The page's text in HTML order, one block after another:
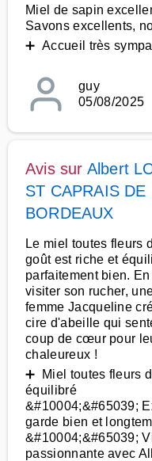
Miel de sapin
Savons excellents,
➕ Accueil très
guy
05/08/2025
Avis sur Albert
ST CAPRAIS DE
BORDEAUX
Le miel toutes fleurs
goût est riche et
parfaitement bien.
visiter son rucher,
femme Jacqueline
cire d'abeille qui
coup de cœur pour
chaleureux !
➕ Miel toutes fleurs
équilibré
&#10004;&#65039;
garde bien et
&#10004;&#65039;
passionnante avec